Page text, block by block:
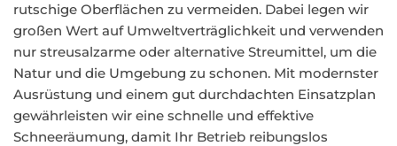
rutschige Oberflächen zu vermeiden. Dabei legen wir
großen Wert auf Umweltverträglichkeit und verwenden
nur streusalzarme oder alternative Streumittel, um die
Natur und die Umgebung zu schonen. Mit modernster
Ausrüstung und einem gut durchdachten Einsatzplan
gewährleisten wir eine schnelle und effektive
Schneeräumung, damit Ihr Betrieb reibungslos